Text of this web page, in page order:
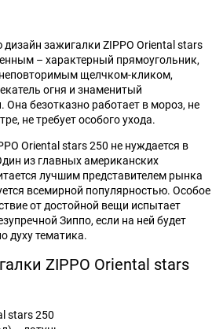
зажигалки ZIPPO Oriental stars
– характерный прямоугольник,
щелчком-кликом,
огня и знаменитый
безотказно работает в мороз, не
не требует особого ухода.
Oriental stars 250 не нуждается в
из главных американских
лучшим представителем рынка
всемирной популярностью. Особое
от достойной вещи испытает
Зиппо, если на ней будет
духу тематика.
ZIPPO Oriental stars
stars 250